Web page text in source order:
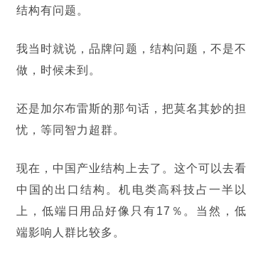
结构有问题。
我当时就说，品牌问题，结构问题，不是不
做，时候未到。
还是加尔布雷斯的那句话，把莫名其妙的担
忧，等同 智力超群。
现在，中国产业结构上去了。这个可以去看
中国的出口结构。机电类高科技占一半以
上，低端日用品好像只有17％。当然，低
端影响人群比较多。